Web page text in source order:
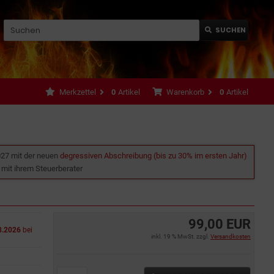
SUCHEN
Warenkorb 0 Artikel
Merkzettel 0 Artikel
mit der neuen degressiven Abschreibung (bis zu 30% im ersten Jahr)
ihrem Steuerberater
99,00 EUR
inkl. 19 % MwSt. zzgl. Versandkosten
bei